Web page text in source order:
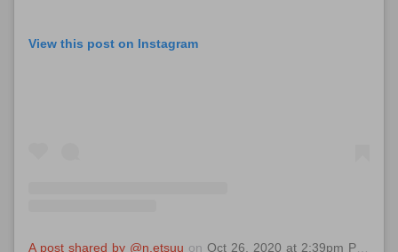
View this post on Instagram
A post shared by @n.etsuu on Oct 26, 2020 at 2:39pm PDT